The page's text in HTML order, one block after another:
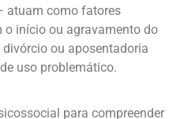
atuam como fatores
o início ou agravamento do
ou aposentadoria
uso problemático.
para compreender